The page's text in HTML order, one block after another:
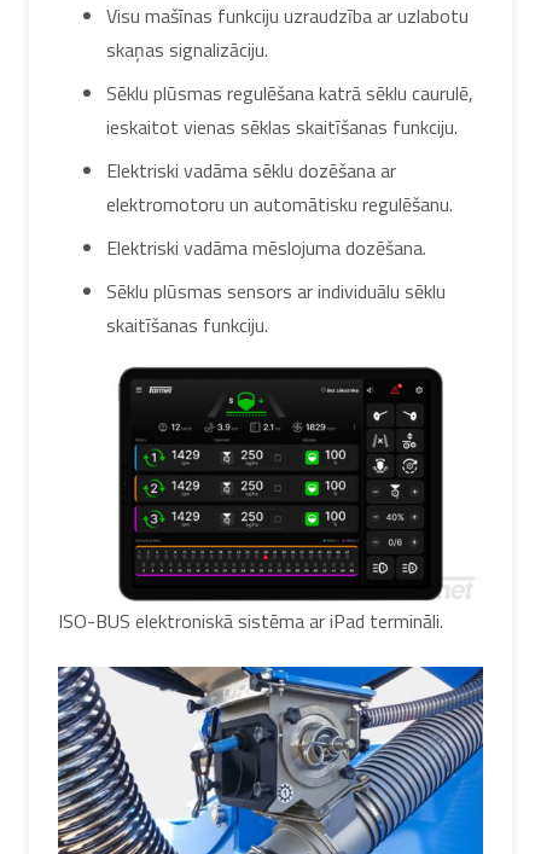
Visu mašīnas funkciju uzraudzība ar uzlabotu
skaņas signalizāciju.
Sēklu plūsmas regulēšana katrā sēklu caurulē,
ieskaitot vienas sēklas skaitīšanas funkciju.
Elektriski vadāma sēklu dozēšana ar
elektromotoru un automātisku regulēšanu.
Elektriski vadāma mēslojuma dozēšana.
Sēklu plūsmas sensors ar individuālu sēklu
skaitīšanas funkciju.
ISO-BUS elektroniskā sistēma ar iPad termināli.